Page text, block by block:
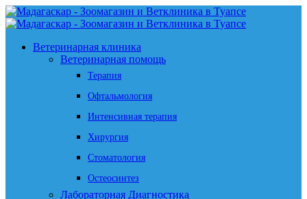
Ветеринарная клиника
Ветеринарная помощь
Терапия
Офтальмология
Интенсивная терапия
Хирургия
Стоматология
Остеосинтез
Лабораторная Диагностика